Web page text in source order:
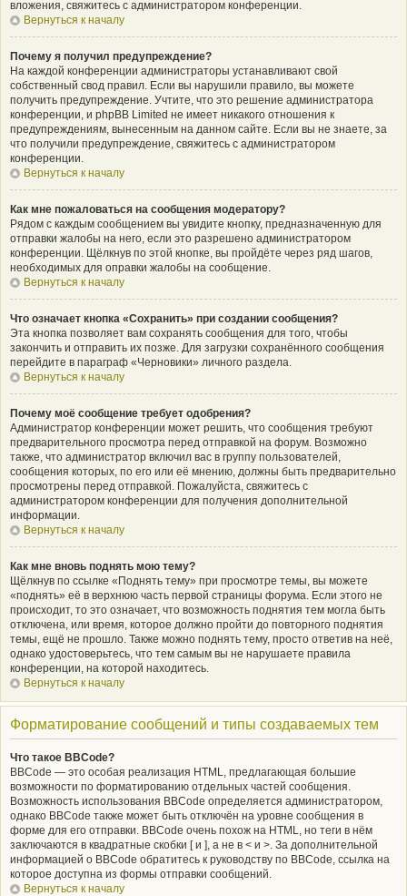
вложения, свяжитесь с администратором конференции.
Вернуться к началу
Почему я получил предупреждение?
На каждой конференции администраторы устанавливают свой
собственный свод правил. Если вы нарушили правило, вы можете
получить предупреждение. Учтите, что это решение администратора
конференции, и phpBB Limited не имеет никакого отношения к
предупреждениям, вынесенным на данном сайте. Если вы не знаете, за
что получили предупреждение, свяжитесь с администратором
конференции.
Вернуться к началу
Как мне пожаловаться на сообщения модератору?
Рядом с каждым сообщением вы увидите кнопку, предназначенную для
отправки жалобы на него, если это разрешено администратором
конференции. Щёлкнув по этой кнопке, вы пройдёте через ряд шагов,
необходимых для оправки жалобы на сообщение.
Вернуться к началу
Что означает кнопка «Сохранить» при создании сообщения?
Эта кнопка позволяет вам сохранять сообщения для того, чтобы
закончить и отправить их позже. Для загрузки сохранённого сообщения
перейдите в параграф «Черновики» личного раздела.
Вернуться к началу
Почему моё сообщение требует одобрения?
Администратор конференции может решить, что сообщения требуют
предварительного просмотра перед отправкой на форум. Возможно
также, что администратор включил вас в группу пользователей,
сообщения которых, по его или её мнению, должны быть предварительно
просмотрены перед отправкой. Пожалуйста, свяжитесь с
администратором конференции для получения дополнительной
информации.
Вернуться к началу
Как мне вновь поднять мою тему?
Щёлкнув по ссылке «Поднять тему» при просмотре темы, вы можете
«поднять» её в верхнюю часть первой страницы форума. Если этого не
происходит, то это означает, что возможность поднятия тем могла быть
отключена, или время, которое должно пройти до повторного поднятия
темы, ещё не прошло. Также можно поднять тему, просто ответив на неё,
однако удостоверьтесь, что тем самым вы не нарушаете правила
конференции, на которой находитесь.
Вернуться к началу
Форматирование сообщений и типы создаваемых тем
Что такое BBCode?
BBCode — это особая реализация HTML, предлагающая большие
возможности по форматированию отдельных частей сообщения.
Возможность использования BBCode определяется администратором,
однако BBCode также может быть отключён на уровне сообщения в
форме для его отправки. BBCode очень похож на HTML, но теги в нём
заключаются в квадратные скобки [ и ], а не в < и >. За дополнительной
информацией о BBCode обратитесь к руководству по BBCode, ссылка на
которое доступна из формы отправки сообщений.
Вернуться к началу